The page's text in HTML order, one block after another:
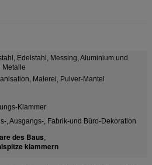
Edelstahl, Messing, Aluminium und
Metalle
Malerei, Pulver-Mantel
Klammer
, Ausgangs-, Fabrik-und Büro-Dekoration
des Baus,
klammern